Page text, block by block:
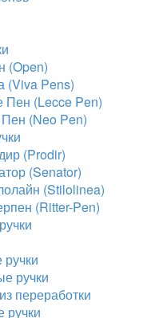
(Open)
(Viva Pens)
Пен (Lecce Pen)
(Neo Pen)
(Prodir)
(Senator)
(Stilolinea)
(Ritter-Pen)
ручки
переработки
ручки